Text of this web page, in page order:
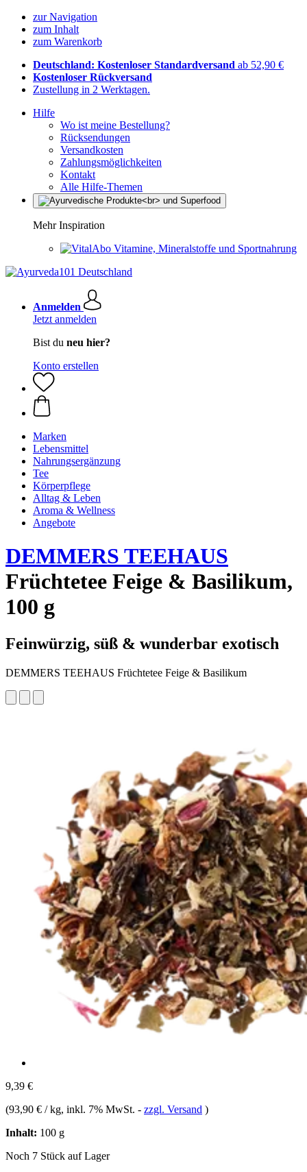
zur Navigation
zum Inhalt
zum Warenkorb
Deutschland: Kostenloser Standardversand ab 52,90 €
Kostenloser Rückversand
Zustellung in 2 Werktagen.
Hilfe
Wo ist meine Bestellung?
Rücksendungen
Versandkosten
Zahlungsmöglichkeiten
Kontakt
Alle Hilfe-Themen
Mehr Inspiration
Vitamine, Mineralstoffe und Sportnahrung
Anmelden
Jetzt anmelden
Bist du neu hier?
Konto erstellen
Marken
Lebensmittel
Nahrungsergänzung
Tee
Körperpflege
Alltag & Leben
Aroma & Wellness
Angebote
DEMMERS TEEHAUS
Früchtetee Feige & Basilikum,
100 g
Feinwürzig, süß & wunderbar exotisch
DEMMERS TEEHAUS Früchtetee Feige & Basilikum
9,39 €
(93,90 € / kg, inkl. 7% MwSt. - zzgl. Versand )
Inhalt: 100 g
Noch 7 Stück auf Lager